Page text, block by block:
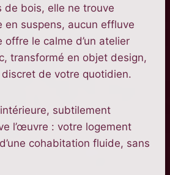
de bois, elle ne trouve
en suspens, aucun effluve
offre le calme d’un atelier
transformé en objet design,
de votre quotidien.
subtilement
l’œuvre : votre logement
cohabitation fluide, sans